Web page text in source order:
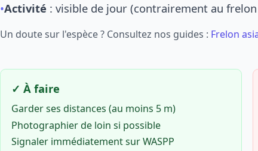
•Activité : visible de jour (contrairement au
Un doute sur l'espèce ? Consultez nos guides : Frelon
✓ À faire
Garder ses distances (au moins 5 m)
Photographier de loin si possible
Signaler immédiatement sur WASPP